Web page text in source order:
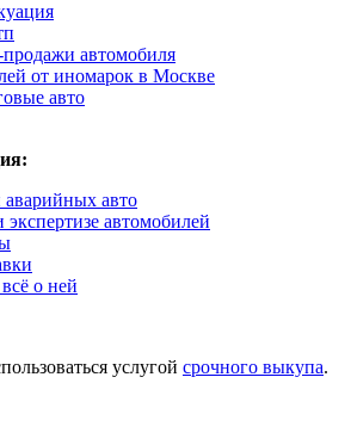
автомобиля
от иномарок в Москве
авто
авто
автомобилей
о ней
услугой срочного выкупа.